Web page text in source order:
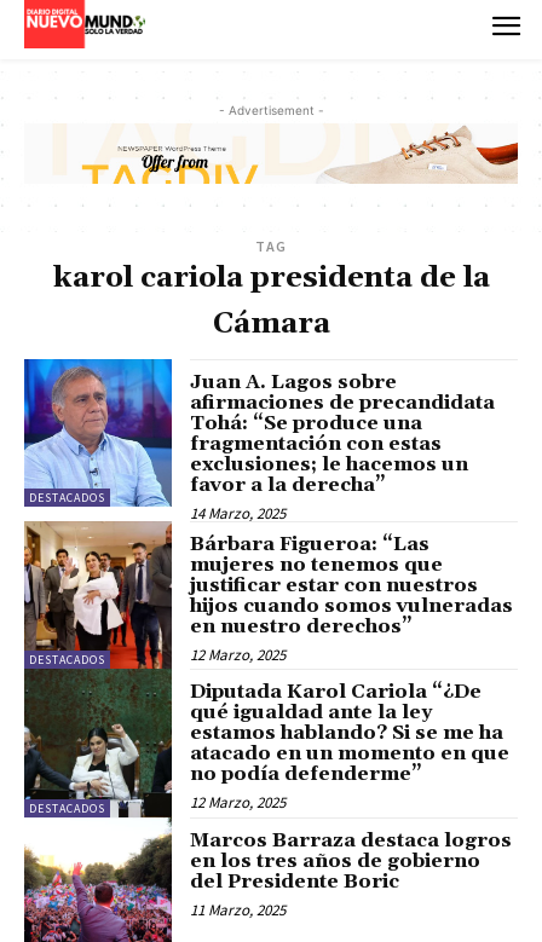
- Advertisement -
TAG
karol cariola presidenta de la
Cámara
DESTACADOS
Juan A. Lagos sobre
afirmaciones de precandidata
Tohá: “Se produce una
fragmentación con estas
exclusiones; le hacemos un
favor a la derecha”
14 Marzo, 2025
DESTACADOS
Bárbara Figueroa: “Las
mujeres no tenemos que
justificar estar con nuestros
hijos cuando somos vulneradas
en nuestro derechos”
12 Marzo, 2025
DESTACADOS
Diputada Karol Cariola “¿De
qué igualdad ante la ley
estamos hablando? Si se me ha
atacado en un momento en que
no podía defenderme”
12 Marzo, 2025
Marcos Barraza destaca logros
en los tres años de gobierno
del Presidente Boric
11 Marzo, 2025